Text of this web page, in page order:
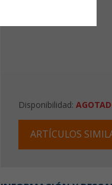
Disponibilidad:
ARTÍCULOS